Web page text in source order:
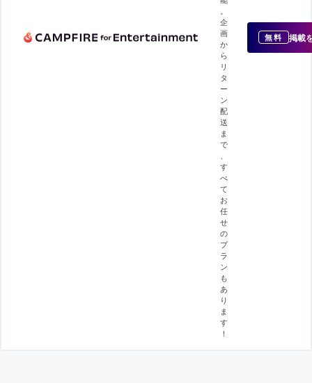
企
画
か
ら
リ
タ
ー
ン
配
送
ま
で
す
べ
て
お
任
せ
の
プ
ラ
ン
も
あ
り
ま
す
！
無料 掲載